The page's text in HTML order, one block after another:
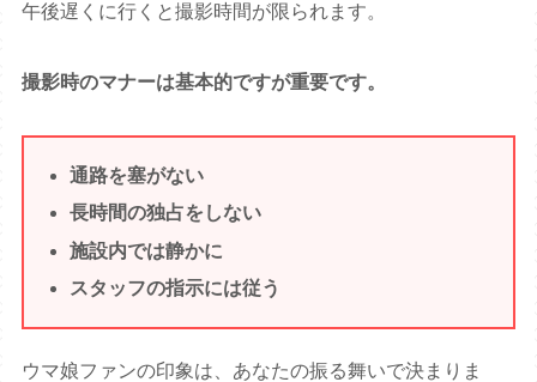
午後遅くに行くと撮影時間が限られます。
撮影時のマナーは基本的ですが重要です。
通路を塞がない
長時間の独占をしない
施設内では静かに
スタッフの指示には従う
ウマ娘ファンの印象は、あなたの振る舞いで決まりま